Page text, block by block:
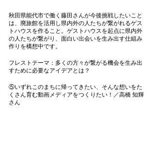
秋田県能代市で働く藤田さんが今後挑戦したいこと
は、廃旅館を活用し県内外の人たちが繋がれるゲス
トハウスを作ること。ゲストハウスを起点に県内外
の人たちが繋がり、面白い出会いを生み出す仕組み
作りを構想中です。
フレストテーマ：多くの方々が繋がる機会を生み出
すために必要なアイデアとは？
⑤いずれこのまちに帰ってきたい、そんな想いをた
くさん育む動画メディアをつくりたい！／高橋 知輝
さん